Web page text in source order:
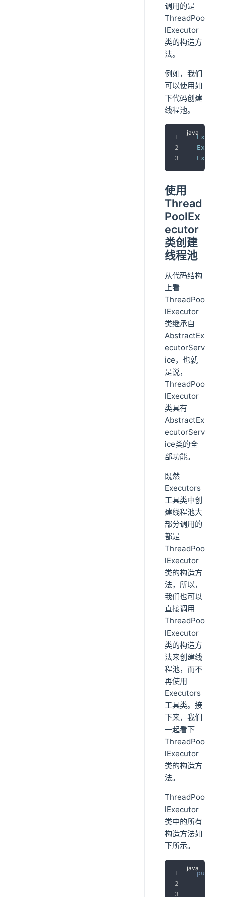
调用的是
ThreadPoo
lExecutor
类的构造方
法。
例如，我们
可以使用如
下代码创建
线程池。
使用
Thread
PoolEx
ecutor
类创建
线程池
从代码结构
上看
ThreadPoo
lExecutor
类继承自
AbstractEx
ecutorServ
ice，也就
是说，
ThreadPoo
lExecutor
类具有
AbstractEx
ecutorServ
ice类的全
部功能。
既然
Executors
工具类中创
建线程池大
部分调用的
都是
ThreadPoo
lExecutor
类的构造方
法，所以，
我们也可以
直接调用
ThreadPoo
lExecutor
类的构造方
法来创建线
程池，而不
再使用
Executors
工具类。接
下来，我们
一起看下
ThreadPoo
lExecutor
类的构造方
法。
ThreadPoo
lExecutor
类中的所有
构造方法如
下所示。
public